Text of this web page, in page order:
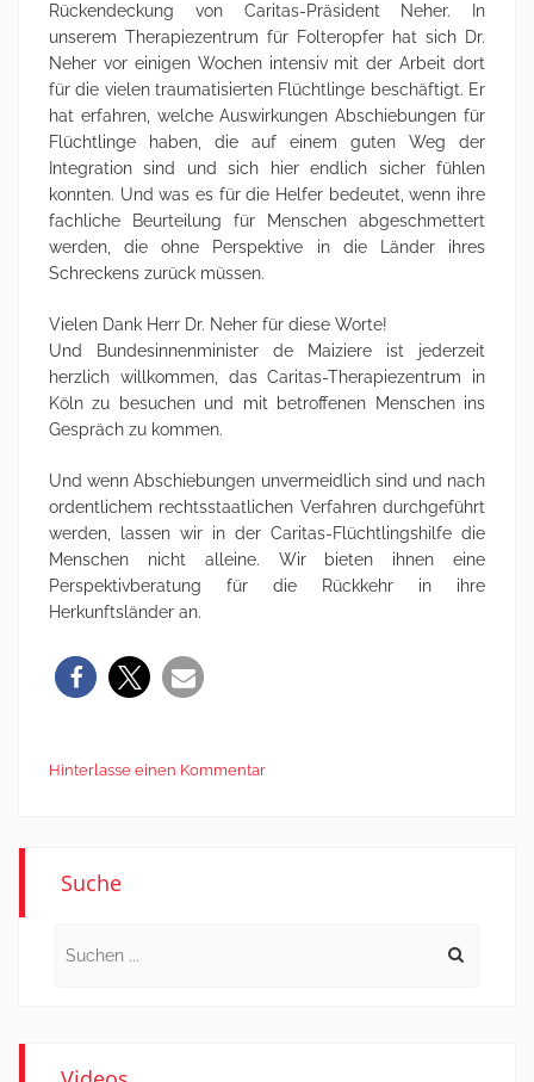
Rückendeckung von Caritas-Präsident Neher. In
unserem Therapiezentrum für Folteropfer hat sich Dr.
Neher vor einigen Wochen intensiv mit der Arbeit dort
für die vielen traumatisierten Flüchtlinge beschäftigt. Er
hat erfahren, welche Auswirkungen Abschiebungen für
Flüchtlinge haben, die auf einem guten Weg der
Integration sind und sich hier endlich sicher fühlen
konnten. Und was es für die Helfer bedeutet, wenn ihre
fachliche Beurteilung für Menschen abgeschmettert
werden, die ohne Perspektive in die Länder ihres
Schreckens zurück müssen.
Vielen Dank Herr Dr. Neher für diese Worte!
Und Bundesinnenminister de Maiziere ist jederzeit
herzlich willkommen, das Caritas-Therapiezentrum in
Köln zu besuchen und mit betroffenen Menschen ins
Gespräch zu kommen.
Und wenn Abschiebungen unvermeidlich sind und nach
ordentlichem rechtsstaatlichen Verfahren durchgeführt
werden, lassen wir in der Caritas-Flüchtlingshilfe die
Menschen nicht alleine. Wir bieten ihnen eine
Perspektivberatung für die Rückkehr in ihre
Herkunftsländer an.
Hinterlasse einen Kommentar
Suche